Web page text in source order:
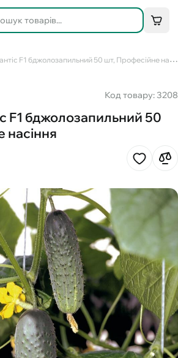
F1 бджолозапильний 50 шт, Професійне насіння
Код товару: 3208
F1 бджолозапильний 50
насіння